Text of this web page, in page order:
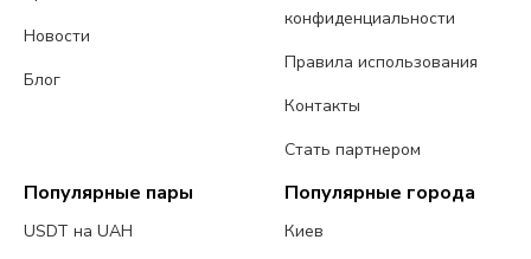
Новости
Блог
конфиденциальности
Правила использования
Контакты
Стать партнером
Популярные пары
USDT на UAH
Популярные города
Киев